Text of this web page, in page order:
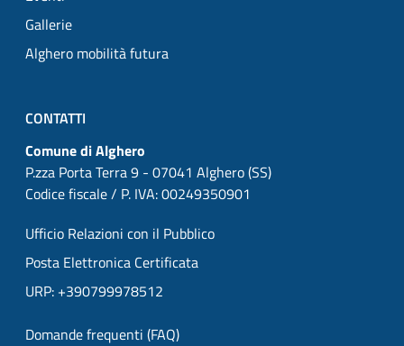
Gallerie
Alghero mobilità futura
CONTATTI
Comune di Alghero
P.zza Porta Terra 9 - 07041 Alghero (SS)
Codice fiscale / P. IVA: 00249350901
Ufficio Relazioni con il Pubblico
Posta Elettronica Certificata
URP: +390799978512
Domande frequenti (FAQ)